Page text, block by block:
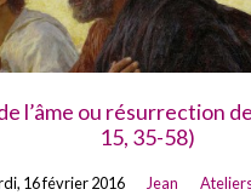
l’âme ou résurrection
15, 35-58)
16 février 2016 Jean